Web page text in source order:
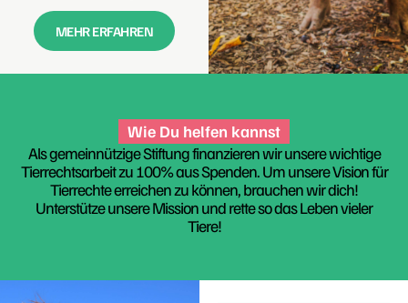
MEHR ERFAHREN
Wie Du helfen kannst
Als gemeinnützige Stiftung finanzieren wir unsere wichtige
Tierrechtsarbeit zu 100% aus Spenden. Um unsere Vision für
Tierrechte erreichen zu können, brauchen wir dich!
Unterstütze unsere Mission und rette so das Leben vieler
Tiere!